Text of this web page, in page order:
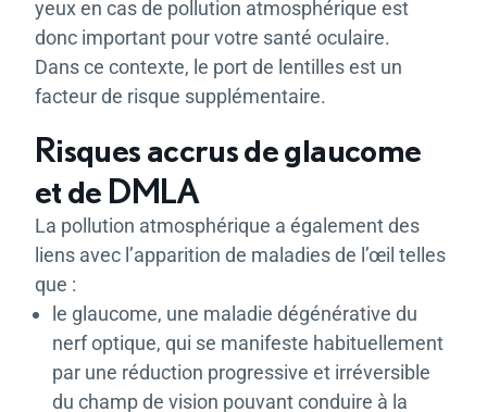
yeux en cas de pollution atmosphérique est
donc important pour votre santé oculaire.
Dans ce contexte, le port de lentilles est un
facteur de risque supplémentaire.
Risques accrus de glaucome
et de DMLA
La pollution atmosphérique a également des
liens avec l’apparition de maladies de l’œil telles
que :
le glaucome, une maladie dégénérative du
nerf optique, qui se manifeste habituellement
par une réduction progressive et irréversible
du champ de vision pouvant conduire à la